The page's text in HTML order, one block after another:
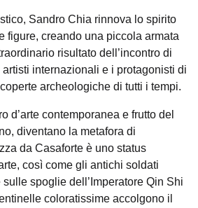
Sandro Chia rinnova lo spirito
figure, creando una piccola armata
risultato dell’incontro di
internazionali e i protagonisti di
archeologiche di tutti i tempi.
d’arte contemporanea e frutto del
diventano la metafora di
da Casaforte è uno status
così come gli antichi soldati
spoglie dell’Imperatore Qin Shi
coloratissime accolgono il